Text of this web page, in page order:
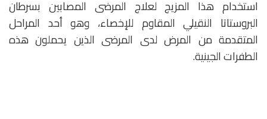
استخدام هذا المزيج لعلاج المرضى المصابين بسرطان
البروستاتا النقيلي المقاوم للإخصاء، وهو أحد المراحل
المتقدمة من المرض لدى المرضى الذين يحملون هذه
الطفرات الجينية.